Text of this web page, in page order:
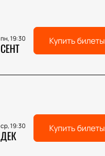
пн, 19:30
СЕНТ Купить билеты
ср, 19:30
ДЕК Купить билеты